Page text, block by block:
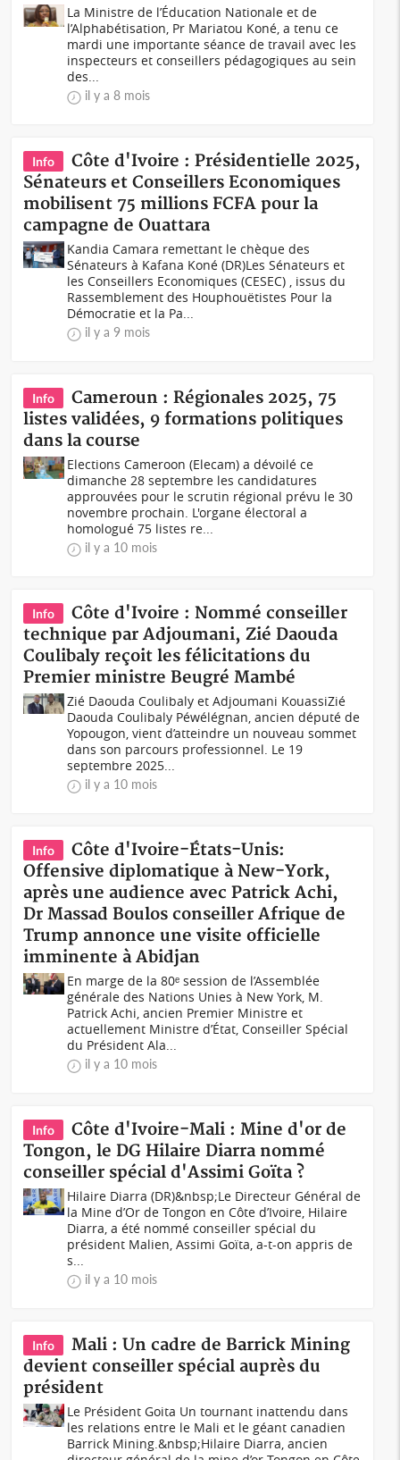
La Ministre de l’Éducation Nationale et de
l’Alphabétisation, Pr Mariatou Koné, a tenu ce
mardi une importante séance de travail avec les
inspecteurs et conseillers pédagogiques au sein
des...
il y a 8 mois
Info
Côte d'Ivoire : Présidentielle 2025,
Sénateurs et Conseillers Economiques
mobilisent 75 millions FCFA pour la
campagne de Ouattara
Kandia Camara remettant le chèque des
Sénateurs à Kafana Koné (DR)Les Sénateurs et
les Conseillers Economiques (CESEC) , issus du
Rassemblement des Houphouëtistes Pour la
Démocratie et la Pa...
il y a 9 mois
Info
Cameroun : Régionales 2025, 75
listes validées, 9 formations politiques
dans la course
Elections Cameroon (Elecam) a dévoilé ce
dimanche 28 septembre les candidatures
approuvées pour le scrutin régional prévu le 30
novembre prochain. L'organe électoral a
homologué 75 listes re...
il y a 10 mois
Info
Côte d'Ivoire : Nommé conseiller
technique par Adjoumani, Zié Daouda
Coulibaly reçoit les félicitations du
Premier ministre Beugré Mambé
Zié Daouda Coulibaly et Adjoumani KouassiZié
Daouda Coulibaly Péwélégnan, ancien député de
Yopougon, vient d’atteindre un nouveau sommet
dans son parcours professionnel. Le 19
septembre 2025...
il y a 10 mois
Info
Côte d'Ivoire-États-Unis:
Offensive diplomatique à New-York,
après une audience avec Patrick Achi,
Dr Massad Boulos conseiller Afrique de
Trump annonce une visite officielle
imminente à Abidjan
En marge de la 80ᵉ session de l’Assemblée
générale des Nations Unies à New York, M.
Patrick Achi, ancien Premier Ministre et
actuellement Ministre d’État, Conseiller Spécial
du Président Ala...
il y a 10 mois
Info
Côte d'Ivoire-Mali : Mine d'or de
Tongon, le DG Hilaire Diarra nommé
conseiller spécial d'Assimi Goïta ?
Hilaire Diarra (DR)&nbsp;Le Directeur Général de
la Mine d’Or de Tongon en Côte d’Ivoire, Hilaire
Diarra, a été nommé conseiller spécial du
président Malien, Assimi Goïta, a-t-on appris de
s...
il y a 10 mois
Info
Mali : Un cadre de Barrick Mining
devient conseiller spécial auprès du
président
Le Président Goita Un tournant inattendu dans
les relations entre le Mali et le géant canadien
Barrick Mining.&nbsp;Hilaire Diarra, ancien